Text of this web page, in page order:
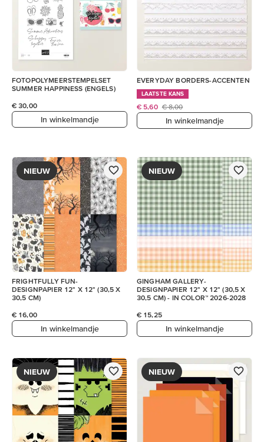
FOTOPOLYMEERSTEMPELSET
SUMMER HAPPINESS (ENGELS)
€ 30,00
In winkelmandje
EVERYDAY BORDERS-ACCENTEN
LAATSTE KANS
€ 5,60 € 8,00
In winkelmandje
NIEUW
FRIGHTFULLY FUN-
DESIGNPAPIER 12" X 12" (30,5 X
30,5 CM)
€ 16,00
In winkelmandje
NIEUW
GINGHAM GALLERY-
DESIGNPAPIER 12" X 12" (30,5 X
30,5 CM) - IN COLOR™ 2026-2028
€ 15,25
In winkelmandje
NIEUW NIEUW